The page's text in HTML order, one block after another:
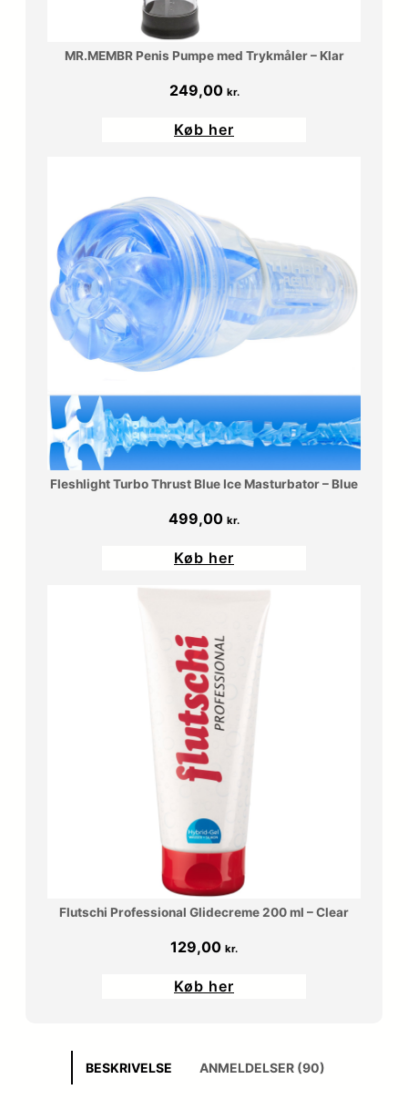
MR.MEMBR Penis Pumpe med Trykmåler – Klar
249,00 kr.
Køb her
Fleshlight Turbo Thrust Blue Ice Masturbator – Blue
499,00 kr.
Køb her
Flutschi Professional Glidecreme 200 ml – Clear
129,00 kr.
Køb her
BESKRIVELSE ANMELDELSER (90)